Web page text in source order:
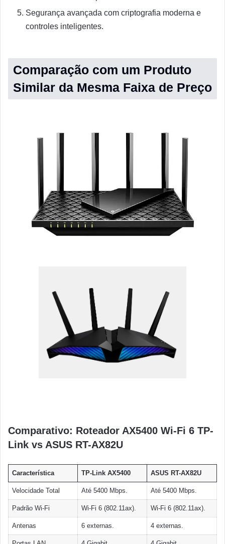
Segurança avançada com criptografia moderna e
controles inteligentes.
Comparação com um Produto
Similar da Mesma Faixa de Preço
Comparativo: Roteador AX5400 Wi-Fi 6 TP-
Link vs ASUS RT-AX82U
Característica TP-Link AX5400 ASUS RT-AX82U
Velocidade Total Até 5400 Mbps. Até 5400 Mbps.
Padrão Wi-Fi Wi-Fi 6 (802.11ax). Wi-Fi 6 (802.11ax).
Antenas 6 externas. 4 externas.